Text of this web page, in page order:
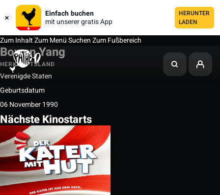
Einfach buchen
mit unserer gratis App
HERUNTER
LADEN
Zum InhaltZum MenüSuchenZum Fußbereich
Bowen Yang
HERKUNFTSLAND
Verenigde Staten
Geburtsdatum
06 November 1990
Nächste Kinostarts